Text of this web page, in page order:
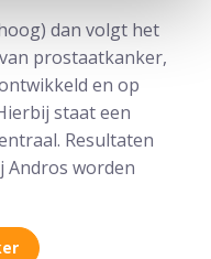
dan volgt het
prostaatkanker,
en op
staat een
Resultaten
Andros worden